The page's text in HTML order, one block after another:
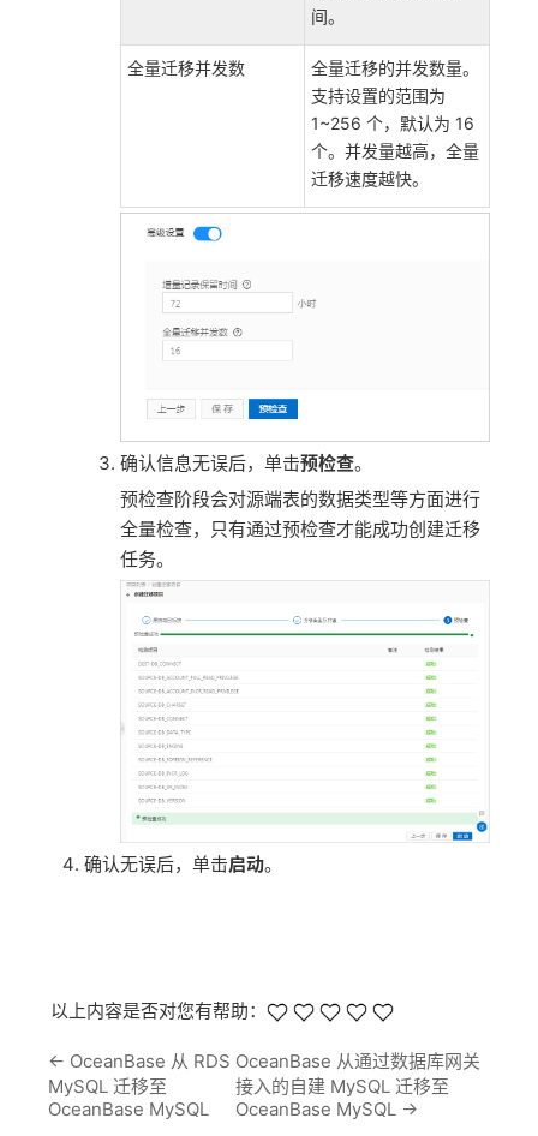
间。
全量迁移并发数
全量迁移的并发数量。
支持设置的范围为
1~256 个，默认为 16
个。并发量越高，全量
迁移速度越快。
确认信息无误后，单击预检查。
预检查阶段会对源端表的数据类型等方面进行
全量检查，只有通过预检查才能成功创建迁移
任务。
确认无误后，单击启动。
以上内容是否对您有帮助：
← OceanBase 从 RDS
MySQL 迁移至
OceanBase MySQL
OceanBase 从通过数据库网关
接入的自建 MySQL 迁移至
OceanBase MySQL →